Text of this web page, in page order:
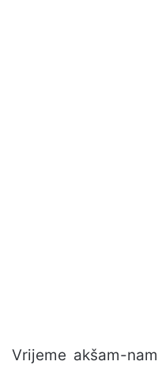
Vrijeme akšam-